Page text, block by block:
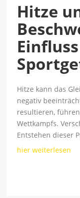
Hitze
Hitze kann das
negativ
resultieren,
Wettkampfs.
Entstehen dieser
hier weiterlesen